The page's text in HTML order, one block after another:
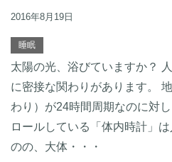
2016年8月19日
睡眠
太陽の光、浴びていますか？
に密接な関わりがあります。
わり）が24時間周期なのに対
ロールしている「体内時計」
のの、大体・・・